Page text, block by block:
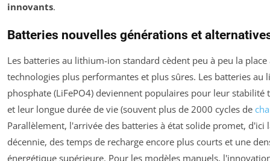
innovants.
Batteries nouvelles générations et
Les batteries au lithium-ion standard cèdent peu à peu la place
technologies plus performantes et plus sûres. Les batteries au
phosphate (LiFePO4) deviennent populaires pour leur stabilité
et leur longue durée de vie (souvent plus de 2000 cycles de
Parallèlement, l'arrivée des batteries à état solide promet, d'ici
décennie, des temps de recharge encore plus courts et une
énergétique supérieure. Pour les modèles manuels,